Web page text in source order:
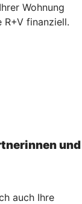
Wohnung
finanziell.
und
auch Ihre